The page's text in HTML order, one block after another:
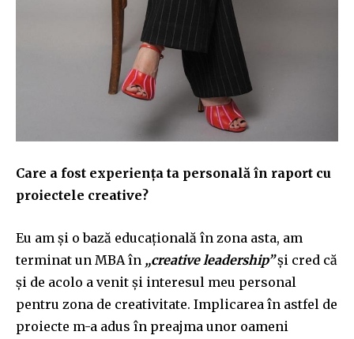
Care a fost experiența ta personală în raport cu
proiectele creative?
Eu am și o bază educațională în zona asta, am
terminat un MBA în „creative leadership” și cred că
și de acolo a venit și interesul meu personal
pentru zona de creativitate. Implicarea în astfel de
proiecte m-a adus în preajma unor oameni